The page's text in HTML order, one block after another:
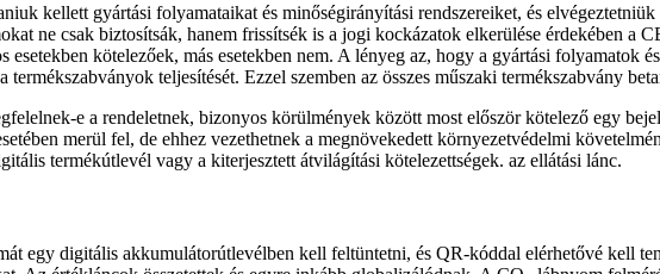
kellett gyártási folyamataikat és minőségirányítási rendszereiket, és
ne csak biztosítsák, hanem frissítsék is a jogi kockázatok elkerülése érdekében a
kötelezőek, más esetekben nem. A lényeg az, hogy a gyártási folyamatok
teljesítését. Ezzel szemben az összes műszaki termékszabvány
e a rendeletnek, bizonyos körülmények között most először kötelező egy
merül fel, de ehhez vezethetnek a megnövekedett környezetvédelmi
termékútlevél vagy a kiterjesztett átvilágítási kötelezettségek. az ellátási lánc.
egy digitális akkumulátorútlevélben kell feltüntetni, és QR-kóddal elérhetővé kell